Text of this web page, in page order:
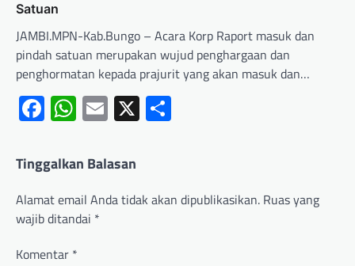
Satuan
JAMBI.MPN-Kab.Bungo – Acara Korp Raport masuk dan
pindah satuan merupakan wujud penghargaan dan
penghormatan kepada prajurit yang akan masuk dan…
Facebook
WhatsApp
Email
X
Tinggalkan Balasan
Alamat email Anda tidak akan dipublikasikan. Ruas yang
wajib ditandai *
Komentar *